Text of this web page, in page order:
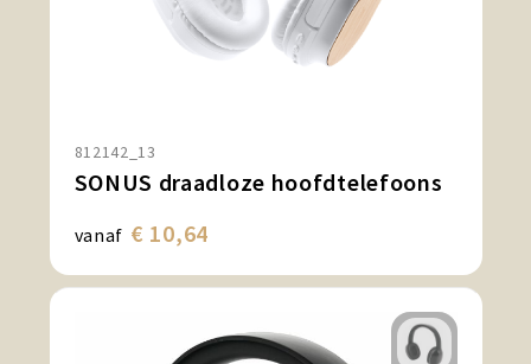
812142_13
SONUS draadloze hoofdtelefoons
vanaf € 10,64